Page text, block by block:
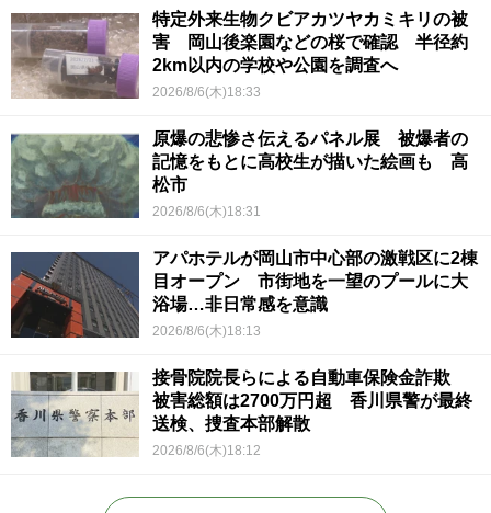
特定外来生物クビアカツヤカミキリの被
害 岡山後楽園などの桜で確認 半径約
2km以内の学校や公園を調査へ
2026/8/6(木)18:33
原爆の悲惨さ伝えるパネル展 被爆者の
記憶をもとに高校生が描いた絵画も 高
松市
2026/8/6(木)18:31
アパホテルが岡山市中心部の激戦区に2棟
目オープン 市街地を一望のプールに大
浴場…非日常感を意識
2026/8/6(木)18:13
接骨院院長らによる自動車保険金詐欺
被害総額は2700万円超 香川県警が最終
送検、捜査本部解散
2026/8/6(木)18:12